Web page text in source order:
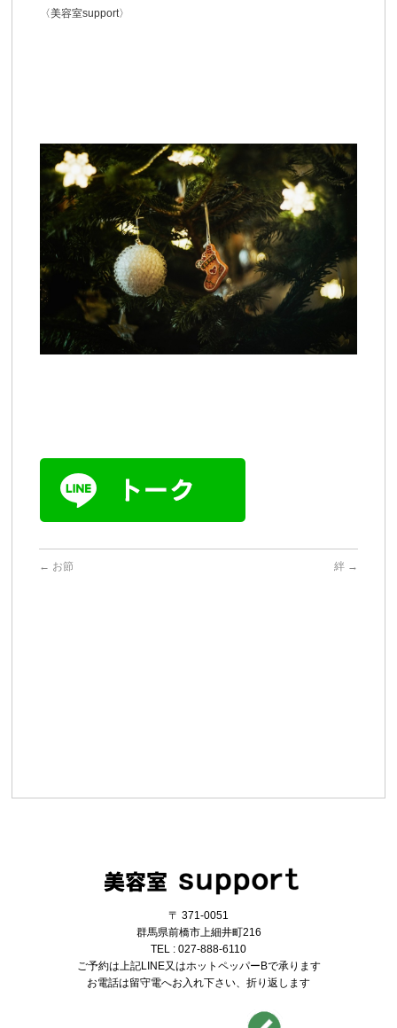
〈美容室support〉
← お節 絆 →
〒 371-0051
群馬県前橋市上細井町216
TEL : 027-888-6110
ご予約は上記LINE又はホットペッパーBで承ります
お電話は留守電へお入れ下さい、折り返します